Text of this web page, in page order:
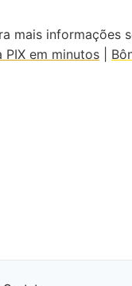
mais informações
em minutos